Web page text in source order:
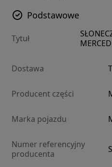
Podstawowe
Tytuł
Dostawa
Producent części
Marka pojazdu
Numer referencyjny
producenta